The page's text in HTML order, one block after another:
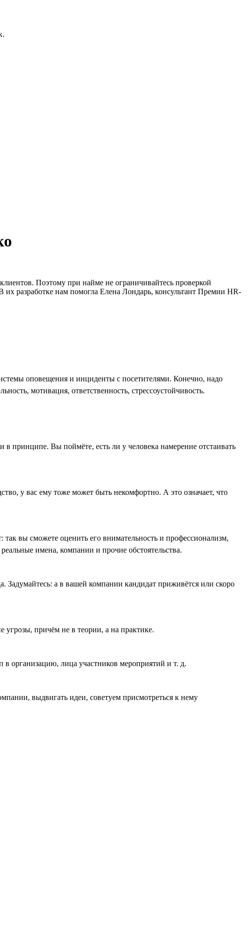
Поэтому при найме не ограничивайтесь проверкой
разработке нам помогла Елена Лондарь, консультант Премии HR-
оповещения и инциденты с посетителями. Конечно, надо
мотивация, ответственность, стрессоустойчивость.
принципе. Вы поймёте, есть ли у человека намерение отстаивать
у вас ему тоже может быть некомфортно. А это означает, что
вы сможете оценить его внимательность и профессионализм,
имена, компании и прочие обстоятельства.
Задумайтесь: а в вашей компании кандидат приживётся или скоро
угрозы, причём не в теории, а на практике.
в организацию, лица участников мероприятий и т. д.
выдвигать идеи, советуем присмотреться к нему